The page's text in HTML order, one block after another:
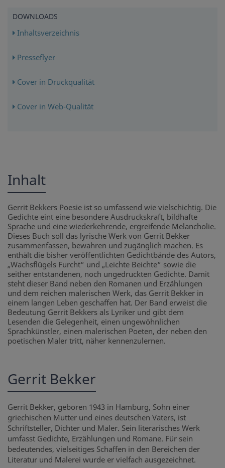
DOWNLOADS
Inhaltsverzeichnis
Presseflyer
Cover in Druckqualität
Cover in Web-Qualität
Inhalt
Gerrit Bekkers Poesie ist so umfassend wie vielschichtig. Die
Gedichte eint eine besondere Ausdruckskraft, bildhafte
Sprache und eine wiederkehrende, ergreifende Melancholie.
Dieses Buch soll das lyrische Werk von Gerrit Bekker
zusammenfassen, bewahren und zugänglich machen. Es
enthält die bisher veröffentlichten Gedichtbände des Autors,
„Wachsflügels Furcht“ und „Leichte Beichte“ sowie die
seither entstandenen, noch ungedruckten Gedichte. Damit
steht dieser Band neben den Romanen und Erzählungen
und dem reichen malerischen Werk, das Gerrit Bekker in
einem langen Leben geschaffen hat. Der Band erweist die
Bedeutung Gerrit Bekkers als Lyriker und gibt dem
Lesenden die Gelegenheit, einen ungewöhnlichen
Sprachkünstler, einen malerischen Poeten, der neben den
poetischen Maler tritt, näher kennenzulernen.
Gerrit Bekker
Gerrit Bekker, geboren 1943 in Hamburg, Sohn einer
griechischen Mutter und eines deutschen Vaters, ist
Schriftsteller, Dichter und Maler. Sein literarisches Werk
umfasst Gedichte, Erzählungen und Romane. Für sein
bedeutendes, vielseitiges Schaffen in den Bereichen der
Literatur und Malerei wurde er vielfach ausgezeichnet.